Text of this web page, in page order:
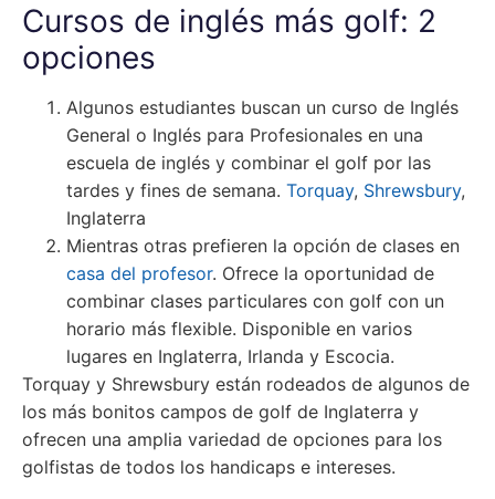
Cursos de inglés más golf: 2
opciones
Algunos estudiantes buscan un curso de Inglés
General o Inglés para Profesionales en una
escuela de inglés y combinar el golf por las
tardes y fines de semana. Torquay, Shrewsbury,
Inglaterra
Mientras otras prefieren la opción de clases en
casa del profesor. Ofrece la oportunidad de
combinar clases particulares con golf con un
horario más flexible. Disponible en varios
lugares en Inglaterra, Irlanda y Escocia.
Torquay y Shrewsbury están rodeados de algunos de
los más bonitos campos de golf de Inglaterra y
ofrecen una amplia variedad de opciones para los
golfistas de todos los handicaps e intereses.